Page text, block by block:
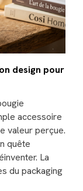
design pour
accessoire
valeur perçue.
quête
La
du packaging